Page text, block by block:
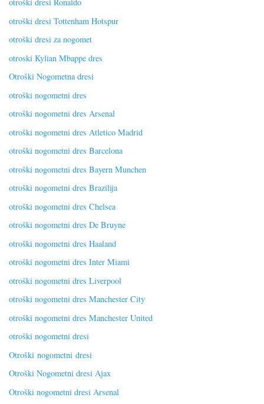
otroški dresi Tottenham Hotspur
otroški dresi za nogomet
otroski Kylian Mbappe dres
Otroški Nogometna dresi
otroški nogometni dres
otroški nogometni dres Arsenal
otroški nogometni dres Atletico Madrid
otroški nogometni dres Barcelona
otroški nogometni dres Bayern Munchen
otroški nogometni dres Brazilija
otroški nogometni dres Chelsea
otroški nogometni dres De Bruyne
otroški nogometni dres Haaland
otroški nogometni dres Inter Miami
otroški nogometni dres Liverpool
otroški nogometni dres Manchester City
otroški nogometni dres Manchester United
otroški nogometni dresi
Otroški nogometni dresi
Otroški Nogometni dresi Ajax
Otroški nogometni dresi Arsenal